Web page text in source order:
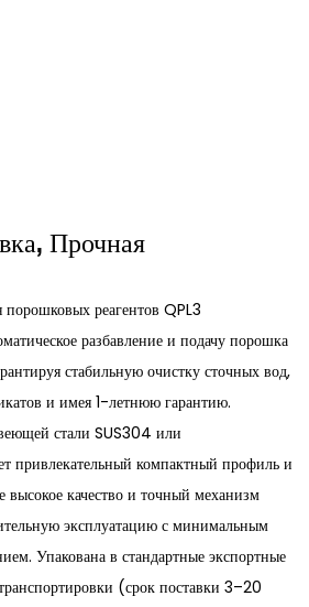
Прочная
реагентов QPL3
разбавление и подачу порошка
стабильную очистку сточных вод,
и имея 1-летнюю гарантию.
стали SUS304 или
привлекательный компактный профиль и
высокое качество и точный механизм
эксплуатацию с минимальным
Упакована в стандартные экспортные
(срок поставки 3–20